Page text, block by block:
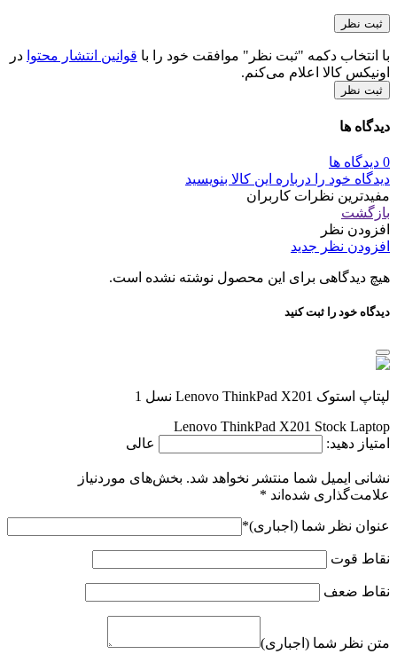
با انتخاب دکمه "ثبت نظر" موافقت خود را با قوانین انتشار محتوا در
اونیکس کالا اعلام می‌کنم.
ثبت نظر
دیدگاه ها
0 دیدگاه ها
دیدگاه خود را درباره این کالا بنویسید
مفیدترین نظرات کاربران
بازگشت
افزودن نظر
افزودن نظر جدید
هیچ دیدگاهی برای این محصول نوشته نشده است.
دیدگاه خود را ثبت کنید
لپتاپ استوک Lenovo ThinkPad X201 نسل 1
Lenovo ThinkPad X201 Stock Laptop
امتیاز دهید:
عالی
نشانی ایمیل شما منتشر نخواهد شد. بخش‌های موردنیاز
علامت‌گذاری شده‌اند *
عنوان نظر شما (اجباری)*
نقاط قوت
نقاط ضعف
متن نظر شما (اجباری)